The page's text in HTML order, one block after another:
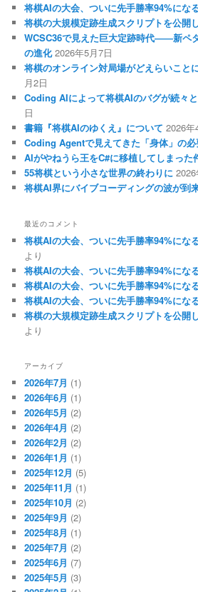
将棋AIの大会、ついに先手勝率94%にな
将棋の大規模定跡生成スクリプトを公開
WCSC36で見えた巨大定跡時代――新ペ
の進化 2026年5月7日
将棋のオンライン対局場がどえらいこと
月2日
Coding AIによって将棋AIのバグが続々
日
書籍『将棋AIのゆくえ』について 2026年
Coding Agentで見えてきた「身体」の必
AIがやねうら王をC#に移植してしまった
55将棋という小さな世界の終わりに
将棋AI界にバイブコーディングの波が到
最近のコメント
将棋AIの大会、ついに先手勝率94%にな
より
将棋AIの大会、ついに先手勝率94%にな
将棋AIの大会、ついに先手勝率94%にな
将棋AIの大会、ついに先手勝率94%にな
将棋の大規模定跡生成スクリプトを公開
より
アーカイブ
2026年7月 (1)
2026年6月 (1)
2026年5月 (2)
2026年4月 (2)
2026年2月 (2)
2026年1月 (1)
2025年12月 (5)
2025年11月 (1)
2025年10月 (2)
2025年9月 (2)
2025年8月 (1)
2025年7月 (2)
2025年6月 (7)
2025年5月 (3)